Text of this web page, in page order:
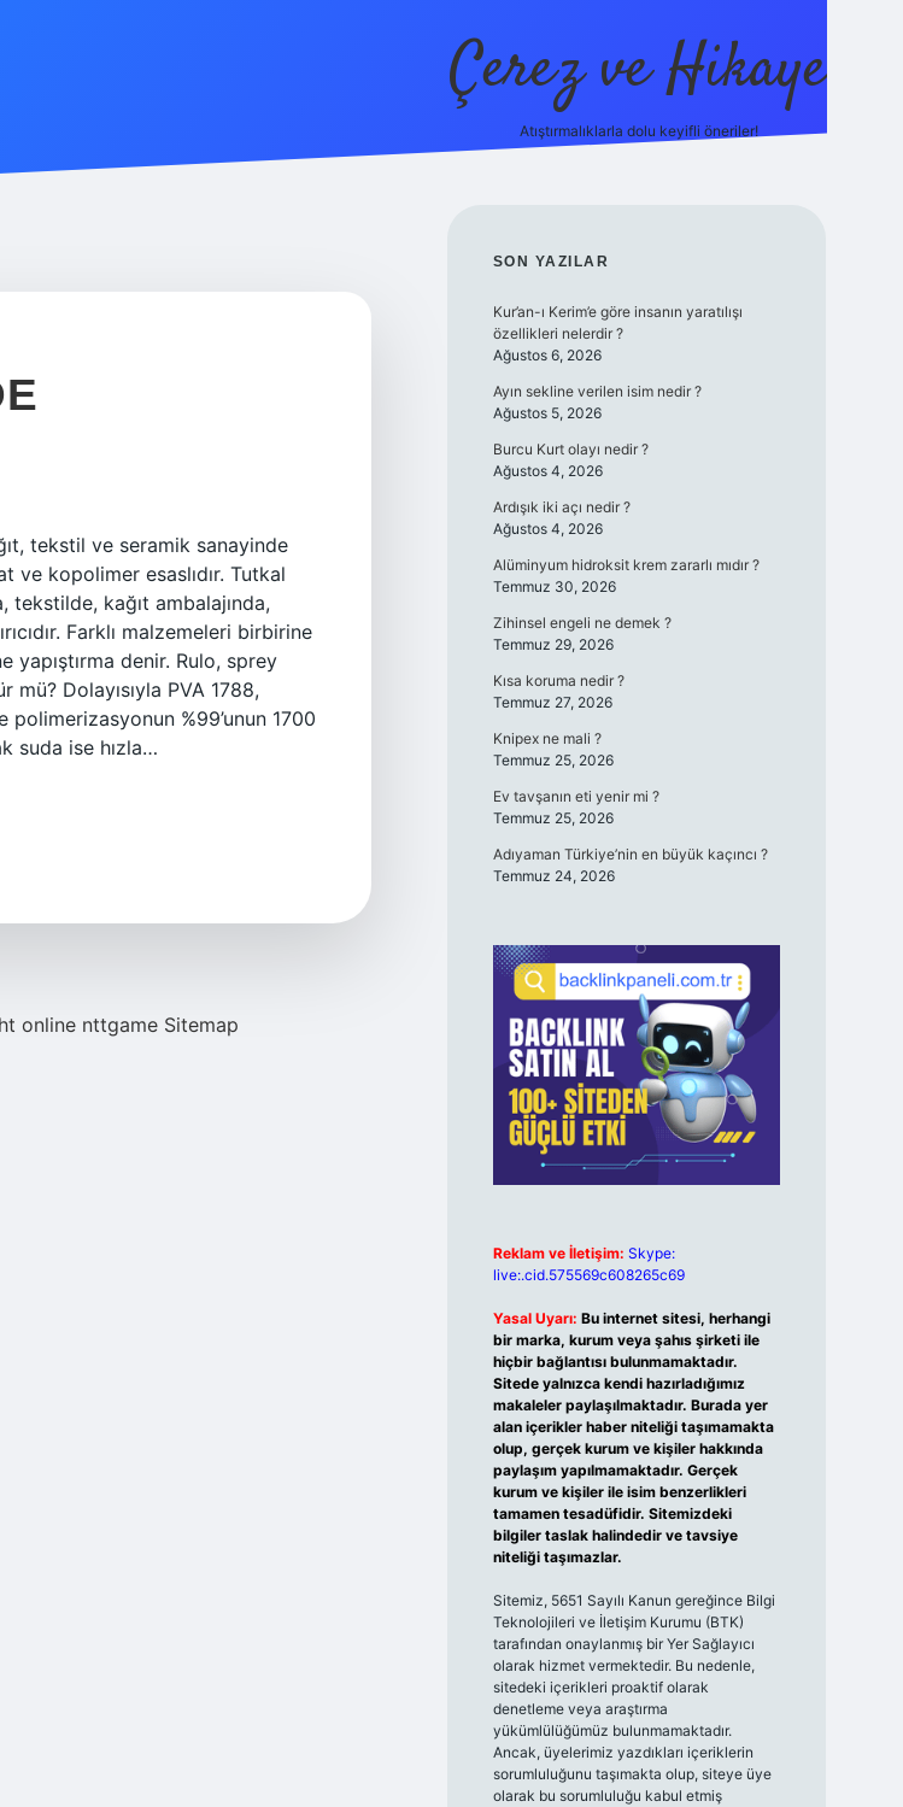
Çerez ve Hikaye
Atıştırmalıklarla dolu keyifli öneriler!
tekstil ve seramik sanayinde
ve kopolimer esaslıdır. Tutkal
tekstilde, kağıt ambalajında,
Farklı malzemeleri birbirine
denir. Rulo, sprey
Dolayısıyla PVA 1788,
%99’unun 1700
suda ise hızla…
online nttgame Sitemap
SIDEBAR
SON YAZILAR
Kur’an-ı Kerim’e göre insanın yaratılışı
özellikleri nelerdir ?
Ağustos 6, 2026
Ayın sekline verilen isim nedir ?
Ağustos 5, 2026
Burcu Kurt olayı nedir ?
Ağustos 4, 2026
Ardışık iki açı nedir ?
Ağustos 4, 2026
Alüminyum hidroksit krem zararlı mıdır ?
Temmuz 30, 2026
Zihinsel engeli ne demek ?
Temmuz 29, 2026
Kısa koruma nedir ?
Temmuz 27, 2026
Knipex ne mali ?
Temmuz 25, 2026
Ev tavşanın eti yenir mi ?
Temmuz 25, 2026
Adıyaman Türkiye’nin en büyük kaçıncı ?
Temmuz 24, 2026
Reklam ve İletişim: Skype:
live:.cid.575569c608265c69
Yasal Uyarı: Bu internet sitesi, herhangi
bir marka, kurum veya şahıs şirketi ile
hiçbir bağlantısı bulunmamaktadır.
Sitede yalnızca kendi hazırladığımız
makaleler paylaşılmaktadır. Burada yer
alan içerikler haber niteliği taşımamakta
olup, gerçek kurum ve kişiler hakkında
paylaşım yapılmamaktadır. Gerçek
kurum ve kişiler ile isim benzerlikleri
tamamen tesadüfidir. Sitemizdeki
bilgiler taslak halindedir ve tavsiye
niteliği taşımazlar.
Sitemiz, 5651 Sayılı Kanun gereğince Bilgi
Teknolojileri ve İletişim Kurumu (BTK)
tarafından onaylanmış bir Yer Sağlayıcı
olarak hizmet vermektedir. Bu nedenle,
sitedeki içerikleri proaktif olarak
denetleme veya araştırma
yükümlülüğümüz bulunmamaktadır.
Ancak, üyelerimiz yazdıkları içeriklerin
sorumluluğunu taşımakta olup, siteye üye
olarak bu sorumluluğu kabul etmiş